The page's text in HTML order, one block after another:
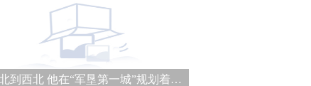
从东北到西北 他在“军垦第一城”规划着城建未来